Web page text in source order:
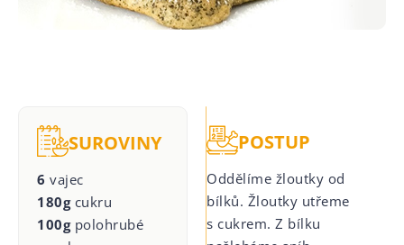
SUROVINY
6 vajec
180gcukru
100gpolohrubé
POSTUP
Oddělíme žloutky od
bílků. Žloutky utřeme
s cukrem. Z bílku